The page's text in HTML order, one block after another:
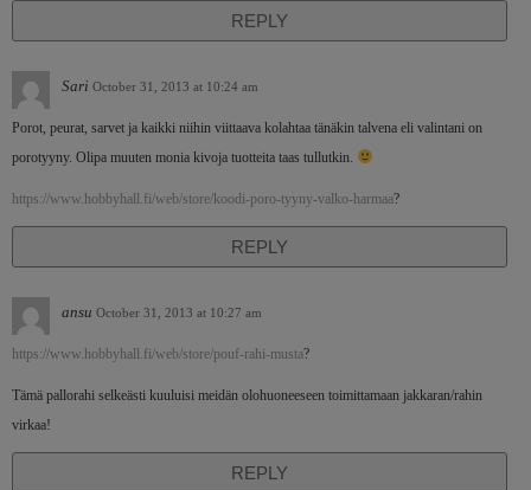
REPLY
Sari October 31, 2013 at 10:24 am
Porot, peurat, sarvet ja kaikki niihin viittaava kolahtaa tänäkin talvena eli valintani on
porotyyny. Olipa muuten monia kivoja tuotteita taas tullutkin.
https://www.hobbyhall.fi/web/store/koodi-poro-tyyny-valko-harmaa?
REPLY
ansu October 31, 2013 at 10:27 am
https://www.hobbyhall.fi/web/store/pouf-rahi-musta?
Tämä pallorahi selkeästi kuuluisi meidän olohuoneeseen toimittamaan jakkaran/rahin
virkaa!
REPLY